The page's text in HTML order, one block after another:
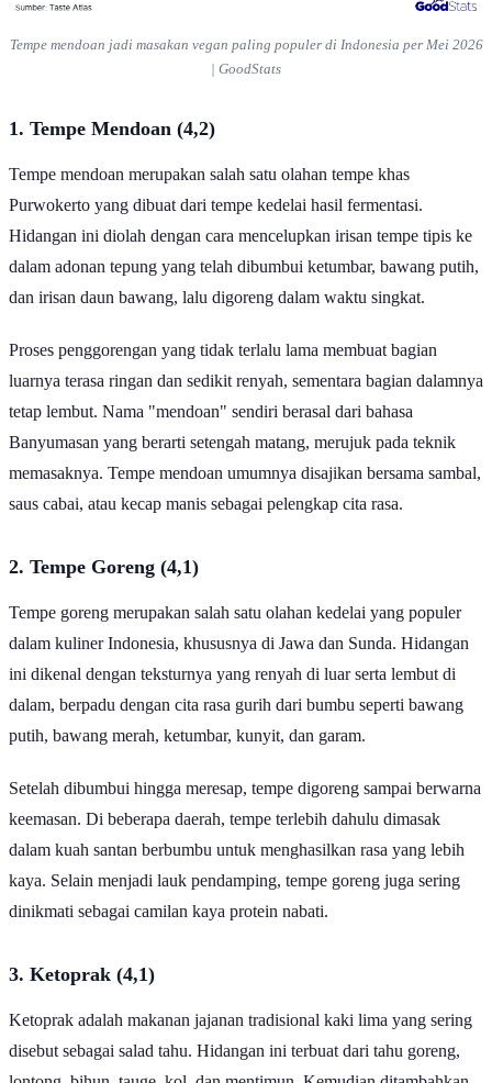
Tempe mendoan jadi masakan vegan paling populer di Indonesia per Mei 2026
| GoodStats
1. Tempe Mendoan (4,2)
Tempe mendoan merupakan salah satu olahan tempe khas
Purwokerto yang dibuat dari tempe kedelai hasil fermentasi.
Hidangan ini diolah dengan cara mencelupkan irisan tempe tipis ke
dalam adonan tepung yang telah dibumbui ketumbar, bawang putih,
dan irisan daun bawang, lalu digoreng dalam waktu singkat.
Proses penggorengan yang tidak terlalu lama membuat bagian
luarnya terasa ringan dan sedikit renyah, sementara bagian dalamnya
tetap lembut. Nama "mendoan" sendiri berasal dari bahasa
Banyumasan yang berarti setengah matang, merujuk pada teknik
memasaknya. Tempe mendoan umumnya disajikan bersama sambal,
saus cabai, atau kecap manis sebagai pelengkap cita rasa.
2. Tempe Goreng (4,1)
Tempe goreng merupakan salah satu olahan kedelai yang populer
dalam kuliner Indonesia, khususnya di Jawa dan Sunda. Hidangan
ini dikenal dengan teksturnya yang renyah di luar serta lembut di
dalam, berpadu dengan cita rasa gurih dari bumbu seperti bawang
putih, bawang merah, ketumbar, kunyit, dan garam.
Setelah dibumbui hingga meresap, tempe digoreng sampai berwarna
keemasan. Di beberapa daerah, tempe terlebih dahulu dimasak
dalam kuah santan berbumbu untuk menghasilkan rasa yang lebih
kaya. Selain menjadi lauk pendamping, tempe goreng juga sering
dinikmati sebagai camilan kaya protein nabati.
3. Ketoprak (4,1)
Ketoprak adalah makanan jajanan tradisional kaki lima yang sering
disebut sebagai salad tahu. Hidangan ini terbuat dari tahu goreng,